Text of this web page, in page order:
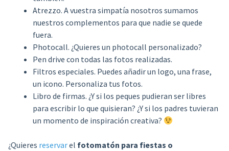
Atrezzo. A vuestra simpatía nosotros sumamos
nuestros complementos para que nadie se quede
fuera.
Photocall. ¿Quieres un photocall personalizado?
Pen drive con todas las fotos realizadas.
Filtros especiales. Puedes añadir un logo, una frase,
un icono. Personaliza tus fotos.
Libro de firmas. ¿Y si los peques pudieran ser libres
para escribir lo que quisieran? ¿Y si los padres tuvieran
un momento de inspiración creativa?
¿Quieres reservarel fotomatón para fiestas o